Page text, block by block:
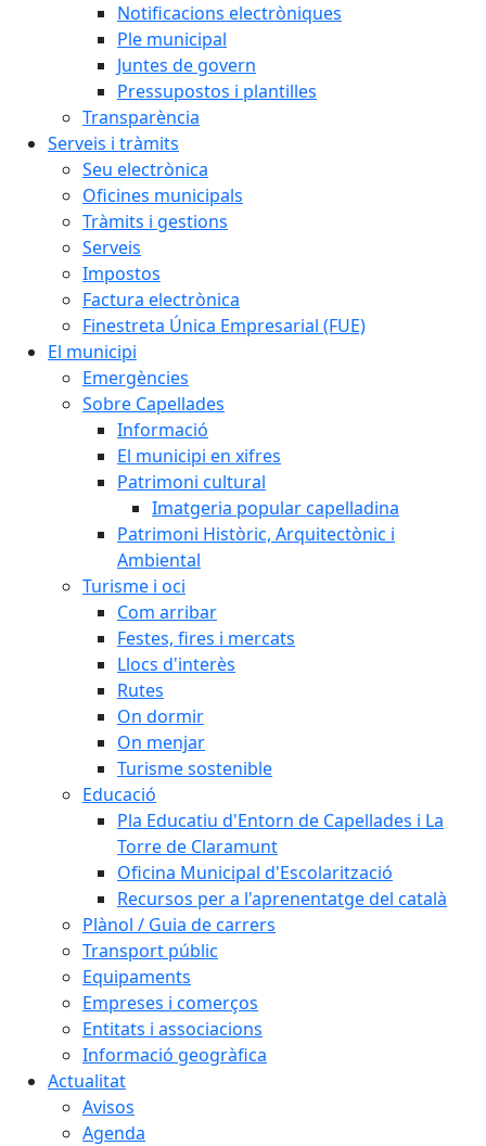
Notificacions electròniques
Ple municipal
Juntes de govern
Pressupostos i plantilles
Transparència
Serveis i tràmits
Seu electrònica
Oficines municipals
Tràmits i gestions
Serveis
Impostos
Factura electrònica
Finestreta Única Empresarial (FUE)
El municipi
Emergències
Sobre Capellades
Informació
El municipi en xifres
Patrimoni cultural
Imatgeria popular capelladina
Patrimoni Històric, Arquitectònic i
Ambiental
Turisme i oci
Com arribar
Festes, fires i mercats
Llocs d'interès
Rutes
On dormir
On menjar
Turisme sostenible
Educació
Pla Educatiu d'Entorn de Capellades i La
Torre de Claramunt
Oficina Municipal d'Escolarització
Recursos per a l'aprenentatge del català
Plànol / Guia de carrers
Transport públic
Equipaments
Empreses i comerços
Entitats i associacions
Informació geogràfica
Actualitat
Avisos
Agenda